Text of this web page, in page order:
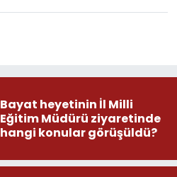
Bayat heyetinin İl Milli
Eğitim Müdürü ziyaretinde
hangi konular görüşüldü?